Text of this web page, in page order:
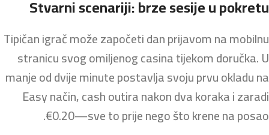
Stvarni scenariji: brze sesije u pokretu
Tipičan igrač može započeti dan prijavom na mobilnu
stranicu svog omiljenog casina tijekom doručka. U
manje od dvije minute postavlja svoju prvu okladu na
Easy način, cash outira nakon dva koraka i zaradi
€0.20—sve to prije nego što krene na posao.